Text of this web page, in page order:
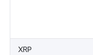
XRP